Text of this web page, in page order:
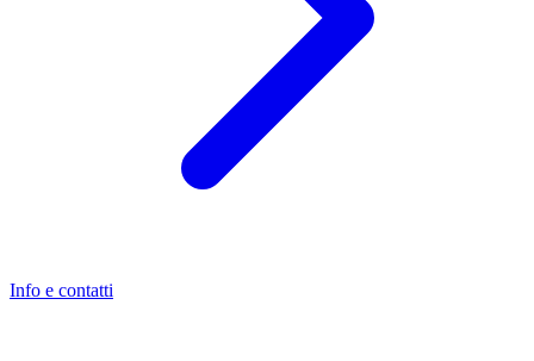
Info e contatti